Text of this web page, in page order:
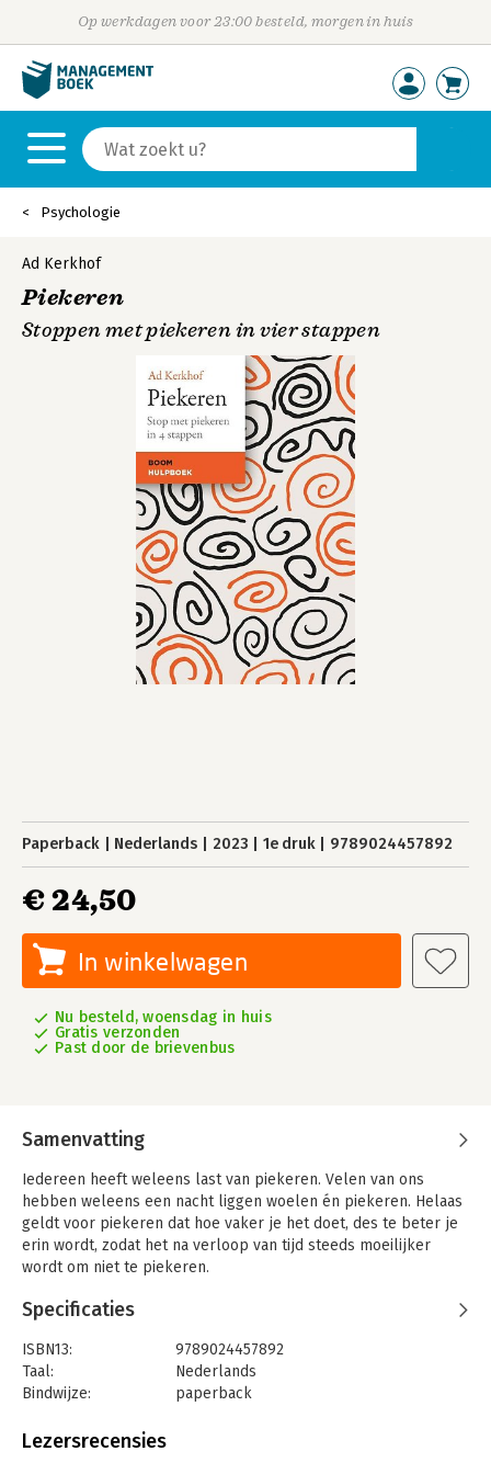
Op werkdagen voor 23:00 besteld, morgen in huis
Psychologie
Ad Kerkhof
Piekeren
Stoppen met piekeren in vier stappen
Paperback Nederlands 2023 1e druk 9789024457892
€ 24,50
In winkelwagen
Nu besteld, woensdag in huis
Gratis verzonden
Past door de brievenbus
Samenvatting
Iedereen heeft weleens last van piekeren. Velen van ons
hebben weleens een nacht liggen woelen én piekeren. Helaas
geldt voor piekeren dat hoe vaker je het doet, des te beter je
erin wordt, zodat het na verloop van tijd steeds moeilijker
wordt om niet te piekeren.
dingen.
Dingen waar we tegen opzien, dingen waarvan we vinden dat we
ze beter of anders hadden moeten doen, dingen die zijn
misgegaan, of zouden kunnen misgaan en uiteindelijk ook over
onze slaap zo hard nodig! Dit boek leert je om beter te
Specificaties
ISBN13:
9789024457892
Taal:
Nederlands
Bindwijze:
paperback
Uitgever:
Lezersrecensies